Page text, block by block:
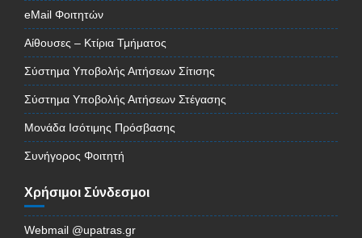
eMail Φοιτητών
Αίθουσες – Κτίρια Τμήματος
Σύστημα Υποβολής Αιτήσεων Σίτισης
Σύστημα Υποβολής Αιτήσεων Στέγασης
Μονάδα Ισότιμης Πρόσβασης
Συνήγορος Φοιτητή
Χρήσιμοι Σύνδεσμοι
Webmail @upatras.gr